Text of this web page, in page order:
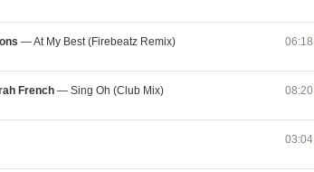
06:18
—At My Best (Firebeatz Remix)
08:20
French — Sing Oh (Club Mix)
03:04